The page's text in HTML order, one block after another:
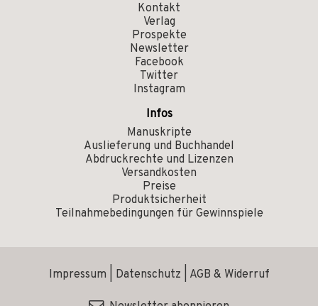
Kontakt
Verlag
Prospekte
Newsletter
Facebook
Twitter
Instagram
Infos
Manuskripte
Auslieferung und Buchhandel
Abdruckrechte und Lizenzen
Versandkosten
Preise
Produktsicherheit
Teilnahmebedingungen für Gewinnspiele
Impressum Datenschutz AGB & Widerruf